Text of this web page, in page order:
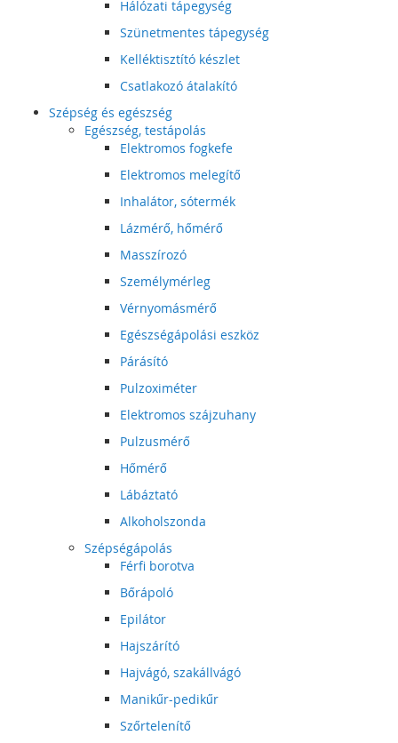
Hálózati tápegység
Szünetmentes tápegység
Kelléktisztító készlet
Csatlakozó átalakító
Szépség és egészség
Egészség, testápolás
Elektromos fogkefe
Elektromos melegítő
Inhalátor, sótermék
Lázmérő, hőmérő
Masszírozó
Személymérleg
Vérnyomásmérő
Egészségápolási eszköz
Párásító
Pulzoximéter
Elektromos szájzuhany
Pulzusmérő
Hőmérő
Lábáztató
Alkoholszonda
Szépségápolás
Férfi borotva
Bőrápoló
Epilátor
Hajszárító
Hajvágó, szakállvágó
Manikűr-pedikűr
Szőrtelenítő